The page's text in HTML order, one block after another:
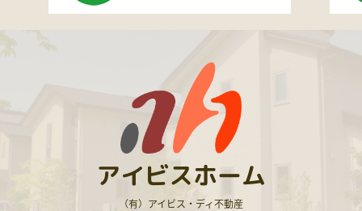
アイビスホーム
（有）アイビス・ディ不動産